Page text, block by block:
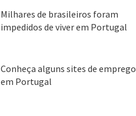
Milhares de brasileiros foram
impedidos de viver em Portugal
Conheça alguns sites de emprego
em Portugal